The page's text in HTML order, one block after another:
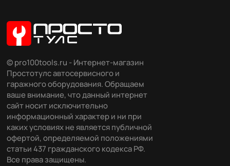
© pro100tools.ru - Интернет-магазин
Простотулс автосервисного и
гаражного оборудования. Обращаем
ваше внимание, что данный интернет
сайт носит исключительно
информационный характер и ни при
каких условиях не является публичной
офертой, определяемой положениями
статьи 437 гражданского кодекса РФ.
Все права защищены.